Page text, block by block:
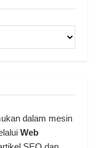
dalam mesin
Web